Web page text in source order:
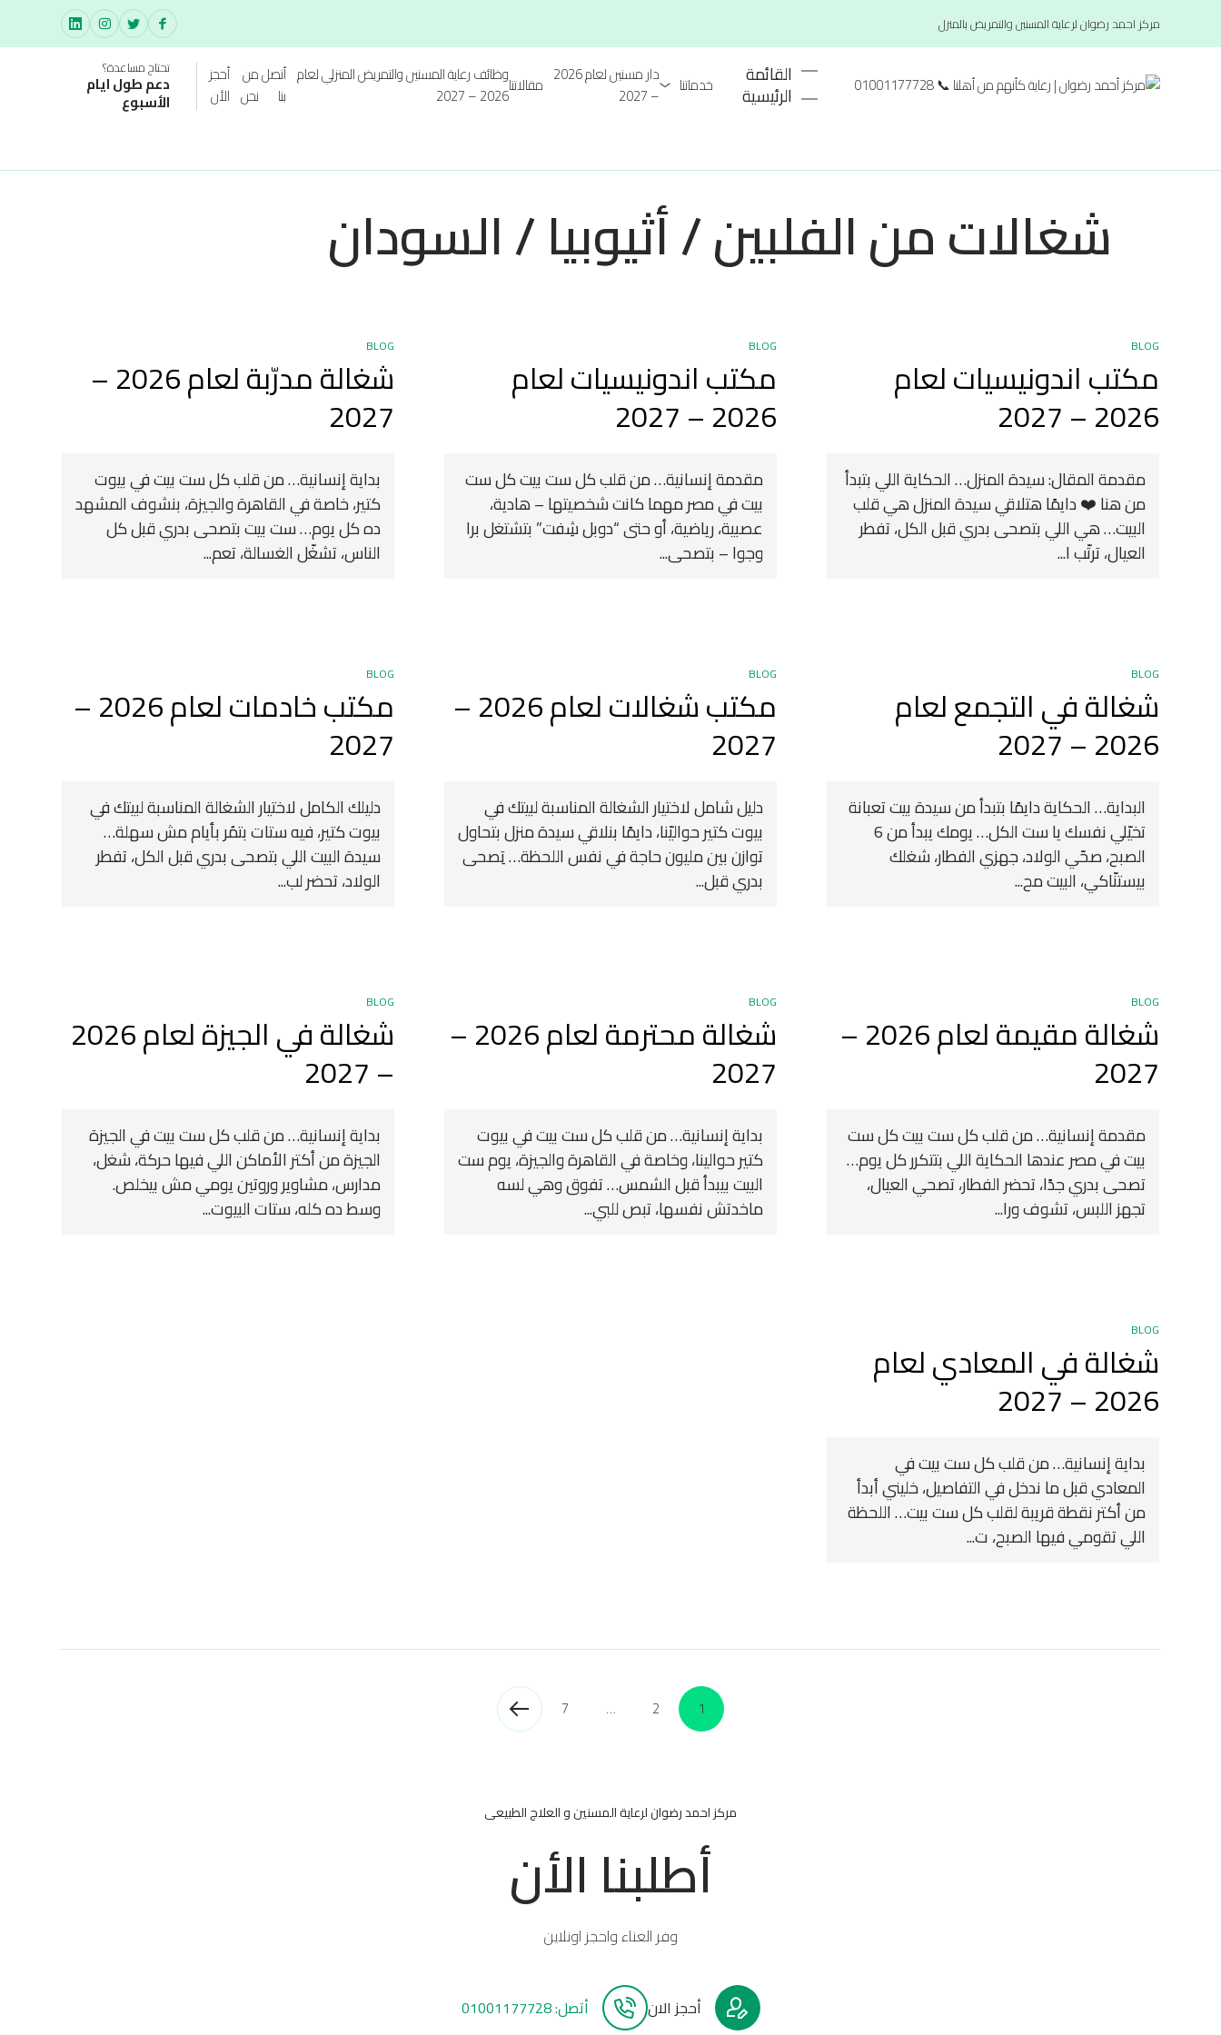
مركز احمد رضوان لرعاية المسنين والتمريض بالمنزل
القائمة
الرئيسية خدماتنا
دار مسنين لعام 2026
– 2027
مقالاتناوظائف رعاية المسنين والتمريض المنزلي لعام
2026 – 2027
أتصل
بنا
من
نحن
أحجز
الأن
تحتاج مساعدة؟
دعم طول ايام
الأسبوع
شغالات من الفلبين / أثيوبيا / السودان
BLOG
مكتب اندونيسيات لعام
2026 – 2027
مقدمة المقال: سيدة المنزل… الحكاية اللي بتبدأ
من هنا ❤️ دايمًا هتلاقي سيدة المنزل هي قلب
البيت… هي اللي بتصحى بدري قبل الكل، تفطر
العيال، ترتّب ا...
BLOG
مكتب اندونيسيات لعام
2026 – 2027
مقدمة إنسانية… من قلب كل ست بيت كل ست
بيت في مصر مهما كانت شخصيتها – هادية،
عصبية، رياضية، أو حتى “دوبل شِفت” بتشتغل برا
وجوا – بتصحى...
BLOG
شغالة مدرّبة لعام 2026 –
2027
بداية إنسانية… من قلب كل ست بيت في بيوت
كتير، خاصة في القاهرة والجيزة، بنشوف المشهد
ده كل يوم… ست بيت بتصحى بدري قبل كل
الناس، تشغّل الغسالة، تعم...
BLOG
شغالة في التجمع لعام
2026 – 2027
البداية… الحكاية دايمًا بتبدأ من سيدة بيت تعبانة
تخيّلي نفسك يا ست الكل… يومك يبدأ من 6
الصبح، صحّي الولاد، جهزي الفطار، شغلك
بيستنّاكي، البيت مح...
BLOG
مكتب شغالات لعام 2026 –
2027
دليل شامل لاختيار الشغالة المناسبة لبيتك في
بيوت كتير حواليّنا، دايمًا بنلاقي سيدة منزل بتحاول
توازن بين مليون حاجة في نفس اللحظة… تِصحى
بدري قبل...
BLOG
مكتب خادمات لعام 2026 –
2027
دليلك الكامل لاختيار الشغالة المناسبة لبيتك في
بيوت كتير، فيه ستات بتمُر بأيام مش سهلة…
سيدة البيت اللي بتصحى بدري قبل الكل، تفطر
الولاد، تحضر لب...
BLOG
شغالة مقيمة لعام 2026 –
2027
مقدمة إنسانية… من قلب كل ست بيت كل ست
بيت في مصر عندها الحكاية اللي بتتكرر كل يوم…
تصحى بدري جدًا، تحضر الفطار، تصحي العيال،
تجهز اللبس، تشوف ورا...
BLOG
شغالة محترمة لعام 2026 –
2027
بداية إنسانية… من قلب كل ست بيت في بيوت
كتير حوالينا، وخاصة في القاهرة والجيزة، يوم ست
البيت بيبدأ قبل الشمس… تفوق وهي لسه
ماخدتش نفسها، تبص للبي...
BLOG
شغالة في الجيزة لعام 2026
– 2027
بداية إنسانية… من قلب كل ست بيت في الجيزة
الجيزة من أكتر الأماكن اللي فيها حركة، شغل،
مدارس، مشاوير وروتين يومي مش بيخلص.
وسط ده كله، ستات البيوت...
BLOG
شغالة في المعادي لعام
2026 – 2027
بداية إنسانية… من قلب كل ست بيت في
المعادي قبل ما ندخل في التفاصيل، خليني أبدأ
من أكتر نقطة قريبة لقلب كل ست بيت… اللحظة
اللي تقومي فيها الصبح، ت...
1
2
…
7
مركز احمد رضوان لرعاية المسنين و العلاج الطبيعى
أطلبنا الأن
وفر العناء واحجز اونلاين
أحجز الان أتصل: 01001177728